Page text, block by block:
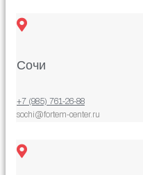
Сочи
+7 (985) 761-26-88
sochi@fortem-center.ru